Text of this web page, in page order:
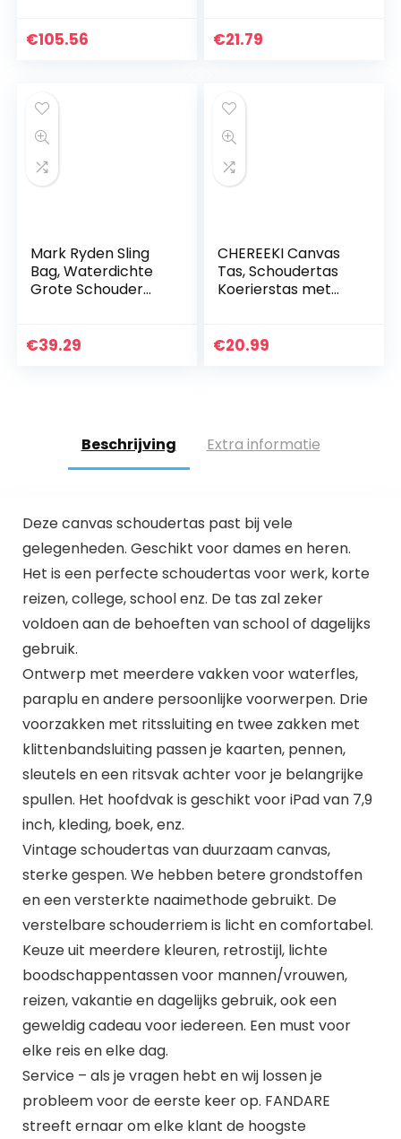
€105.56
mode cartoon
€21.79
Mark Ryden Sling
Bag, Waterdichte
Grote Schouder
Lichtgewicht
€39.29
CHEREEKI Canvas
Tas, Schoudertas
Koerierstas met
tablet, iPad, Kindle
€20.99
Beschrijving Extra informatie
Deze canvas schoudertas past bij vele
gelegenheden. Geschikt voor dames en heren.
Het is een perfecte schoudertas voor werk, korte
reizen, college, school enz. De tas zal zeker
voldoen aan de behoeften van school of dagelijks
gebruik.
Ontwerp met meerdere vakken voor waterfles,
paraplu en andere persoonlijke voorwerpen. Drie
voorzakken met ritssluiting en twee zakken met
klittenbandsluiting passen je kaarten, pennen,
sleutels en een ritsvak achter voor je belangrijke
spullen. Het hoofdvak is geschikt voor iPad van 7,9
inch, kleding, boek, enz.
Vintage schoudertas van duurzaam canvas,
sterke gespen. We hebben betere grondstoffen
en een versterkte naaimethode gebruikt. De
verstelbare schouderriem is licht en comfortabel.
Keuze uit meerdere kleuren, retrostijl, lichte
boodschappentassen voor mannen/vrouwen,
reizen, vakantie en dagelijks gebruik, ook een
geweldig cadeau voor iedereen. Een must voor
elke reis en elke dag.
Service – als je vragen hebt en wij lossen je
probleem voor de eerste keer op. FANDARE
streeft ernaar om elke klant de hoogste